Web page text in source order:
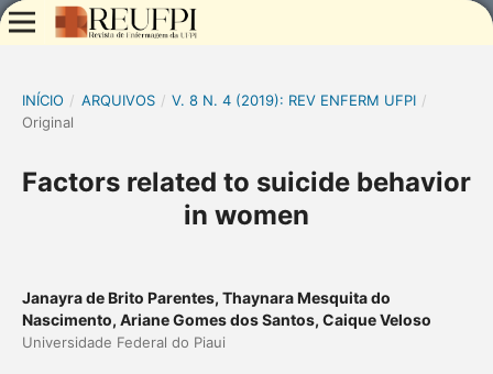
INÍCIO / ARQUIVOS / V. 8 N. 4 (2019): REV ENFERM UFPI /
Original
Factors related to suicide behavior
in women
Janayra de Brito Parentes, Thaynara Mesquita do
Nascimento, Ariane Gomes dos Santos, Caique Veloso
Universidade Federal do Piaui